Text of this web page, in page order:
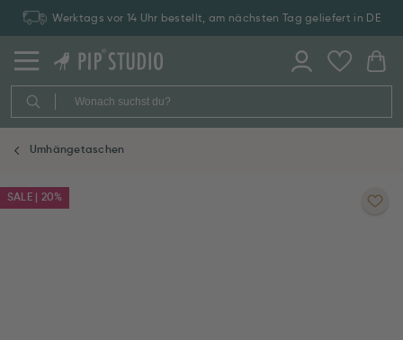
Werktags vor 14 Uhr bestellt, am nächsten Tag geliefert in DE
Umhängetaschen
SALE | 20%